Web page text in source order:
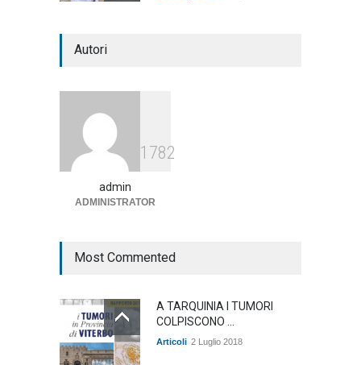
arrivano i pagamenti PAC, la
Autori
1782
admin
ADMINISTRATOR
Most Commented
A TARQUINIA I TUMORI
COLPISCONO ...
Articoli 2 Luglio 2018